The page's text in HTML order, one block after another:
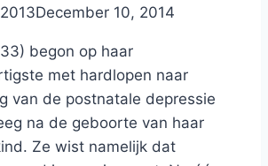
December 10, 2014
begon op haar
met hardlopen naar
van de postnatale depressie
na de geboorte van haar
Ze wist namelijk dat